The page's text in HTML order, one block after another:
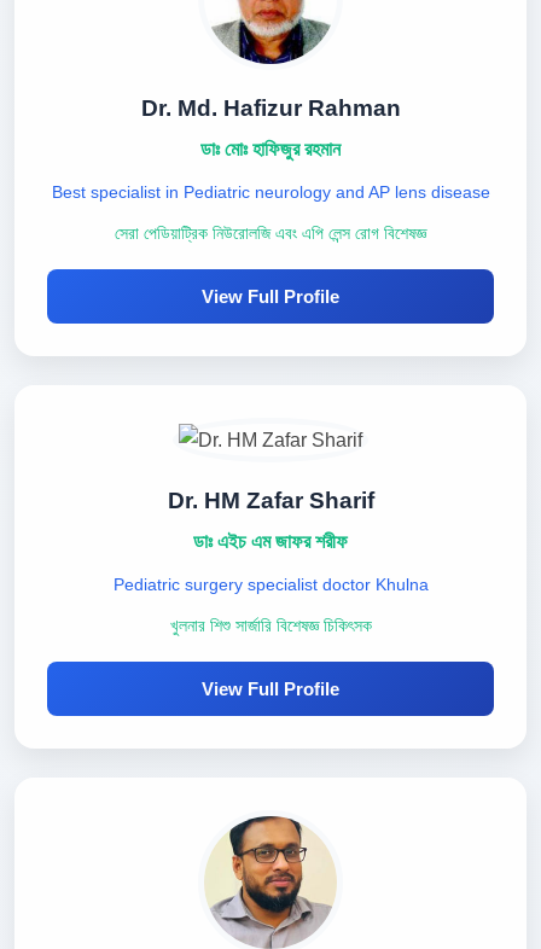
Dr. Md. Hafizur Rahman
ডাঃ মোঃ হাফিজুর রহমান
Best specialist in Pediatric neurology and AP lens disease
সেরা পেডিয়াট্রিক নিউরোলজি এবং এপি লেন্স রোগ বিশেষজ্ঞ
View Full Profile
Dr. HM Zafar Sharif
ডাঃ এইচ এম জাফর শরীফ
Pediatric surgery specialist doctor Khulna
খুলনার শিশু সার্জারি বিশেষজ্ঞ চিকিৎসক
View Full Profile